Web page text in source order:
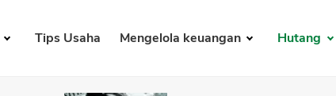
Tips Usaha Mengelola keuangan Hutang